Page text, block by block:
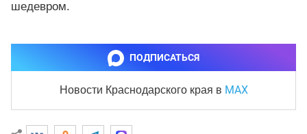
шедевром.
ПОДПИСАТЬСЯ
Новости Краснодарского края в MAX